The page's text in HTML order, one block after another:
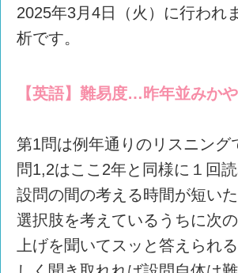
2025年3月4日（火）に行われ
析です。
【英語】難易度…昨年並みかや
第1問は例年通りのリスニング
問1,2はここ2年と同様に１回
設問の間の考える時間が短い
選択肢を考えているうちに次
上げを聞いてスッと答えられ